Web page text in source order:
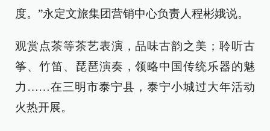
度。”永定文旅集团营销中心负责人程彬娥说。
观赏点茶等茶艺表演，品味古韵之美；聆听古
筝、竹笛、琵琶演奏，领略中国传统乐器的魅
力……在三明市泰宁县，泰宁小城过大年活动
火热开展。